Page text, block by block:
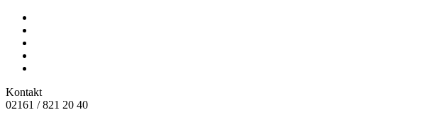
Kontakt
02161 / 821 20 40